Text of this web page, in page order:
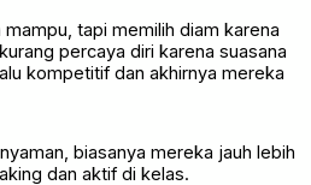
tapi memilih diam karena
percaya diri karena suasana
kompetitif dan akhirnya mereka
biasanya mereka jauh lebih
dan aktif di kelas.